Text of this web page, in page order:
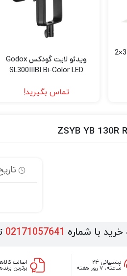
ویدئو لایت گودکس Godox
SL300IIIBI Bi-Color LED
تماس بگیرید!
خرید با شماره 02171057641
پشتیبانی ۲۴
ساعته، ۷ روز هفته
اصالت
برترین